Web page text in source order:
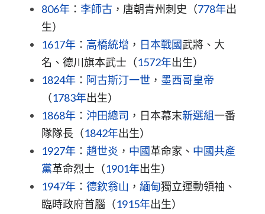
806年 ： 李師古 ，唐朝青州刺史（778年出
生）
1617年 ： 高橋統增 ， 日本戰國武將、大
名、德川旗本武士（1572年出生）
1824年 ： 阿古斯汀一世 ， 墨西哥皇帝
（1783年出生）
1868年 ： 沖田總司 ，日本幕末新選組一番
隊隊長（1842年出生）
1927年 ： 趙世炎 ， 中國革命家、 中國共產
黨革命烈士（1901年出生）
1947年 ： 德欽翁山 ， 緬甸獨立運動領袖、
臨時政府首腦（1915年出生）